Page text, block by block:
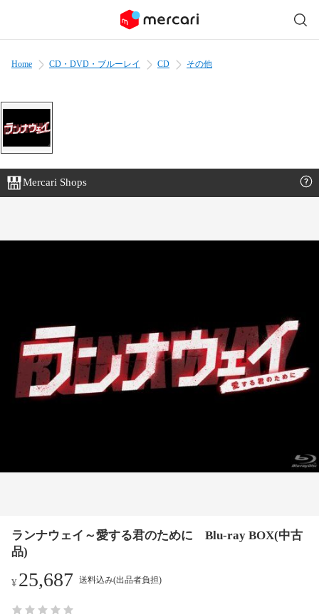
Home CD・DVD・ブルーレイ CD その他
Mercari Shops
ランナウェイ～愛する君のために Blu-ray BOX(中古
品)
¥25,687 送料込み(出品者負担)